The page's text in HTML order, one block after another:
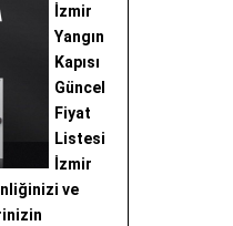
İzmir
Yangın
Kapısı
Güncel
Fiyat
Listesi
İzmir
ve